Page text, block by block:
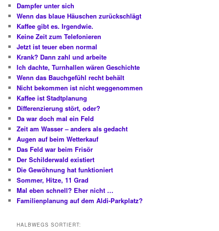
Dampfer unter sich
Wenn das blaue Häuschen zurückschlägt
Kaffee gibt es. Irgendwie.
Keine Zeit zum Telefonieren
Jetzt ist teuer eben normal
Krank? Dann zahl und arbeite
Ich dachte, Turnhallen wären Geschichte
Wenn das Bauchgefühl recht behält
Nicht bekommen ist nicht weggenommen
Kaffee ist Stadtplanung
Differenzierung stört, oder?
Da war doch mal ein Feld
Zeit am Wasser – anders als gedacht
Augen auf beim Wetterkauf
Das Feld war beim Frisör
Der Schilderwald existiert
Die Gewöhnung hat funktioniert
Sommer, Hitze, 11 Grad
Mal eben schnell? Eher nicht …
Familienplanung auf dem Aldi-Parkplatz?
HALBWEGS SORTIERT: